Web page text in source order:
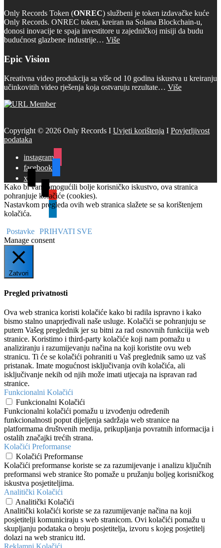
Only Records Token (ONREC) službeni je token izdavačke kuće
Only Records. ONREC token, kreiran na Solana Blockchain-u,
donosi inovacije te spaja investitore u zajedničkoj misiji da budu
budućnost glazbene industrije… Više
Epic Vision
Kreativna video produkcija sa više od 10 godina iskustva u kreiranju
učinkovitih video rješenja koja ostvaruju rezultate… Više
Copyright © 2026 Only Records I Uvjeti korištenja I Povjerljivost
podataka
instagram
facebook
x
tiktok
youtube
linkedin
Kako bi vam omogućili bolje korisničko iskustvo, ova stranica
pohranjuje kolačiće (cookies).
Nastavkom pregleda ovih web stranica slažete se sa korištenjem
kolačića.
Postavke PRIHVATI SVE
Manage consent
Zatvori
Pregled privatnosti
Ova web stranica koristi kolačiće kako bi radila ispravno i kako
bismo stalno unaprjeđivali naše usluge. Kolačići se pohranjuju se
putem Vašeg preglednik jer su bitni za rad osnovnih funkciija web
stranice. Koristimo i third-party kolačiće koji nam pomažu u
analiziranju i razumijevanju načina na koji koristite ovu web
stranicu. Ti će se kolačići pohraniti u Vaš preglednik samo uz vaš
pristanak. Imate mogućnost isključivanja ovih kolačića, ali
isključivanje nekih od njih može imati utjecaja na ispravan rad
stranice.
Funkcionalni Kolačići
Funkcionalni Kolačići
Funkcionalni kolačići pomažu u izvođenju određenih
funkcionalnosti poput dijeljenja sadržaja web stranice na
platformama društvenih medija, prikupljanja povratnih informacija i
ostalih značajki trećih strana.
Kolačići Preformanse
Kolačići Preformanse
Kolačići preformanse koriste se za razumijevanje i analizu ključnih
preformansi web stranice što pomaže u pružanju boljeg korisničkog
iskustva posjetiteljima.
Analitički Kolačići
Analitički Kolačići
Analitički kolačići koriste se za razumijevanje načina na koji
posjetitelji komuniciraju s web stranicom. Ovi kolačići pomažu u
skupljanju podataka o broju posjetitelja, izvoru s kojeg posjetitelj
dolazi na web stranicu itd.